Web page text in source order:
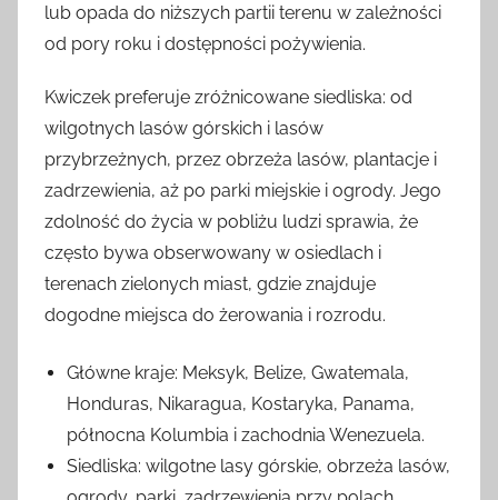
lub opada do niższych partii terenu w zależności
od pory roku i dostępności pożywienia.
Kwiczek preferuje zróżnicowane siedliska: od
wilgotnych lasów górskich i lasów
przybrzeżnych, przez obrzeża lasów, plantacje i
zadrzewienia, aż po parki miejskie i ogrody. Jego
zdolność do życia w pobliżu ludzi sprawia, że
często bywa obserwowany w osiedlach i
terenach zielonych miast, gdzie znajduje
dogodne miejsca do żerowania i rozrodu.
Główne kraje: Meksyk, Belize, Gwatemala,
Honduras, Nikaragua, Kostaryka, Panama,
północna Kolumbia i zachodnia Wenezuela.
Siedliska: wilgotne lasy górskie, obrzeża lasów,